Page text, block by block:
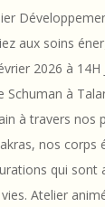
aux soins
2026 à 14H
Schuman à
à travers nos
nos corps
qui sont
Atelier